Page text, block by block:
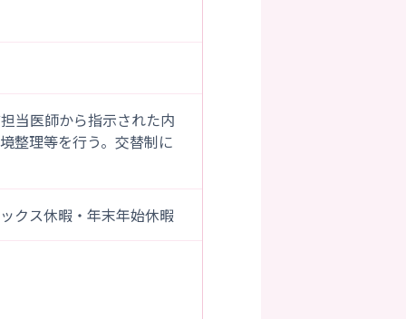
当医師から指示された内
整理等を行う。交替制に
クス休暇・年末年始休暇